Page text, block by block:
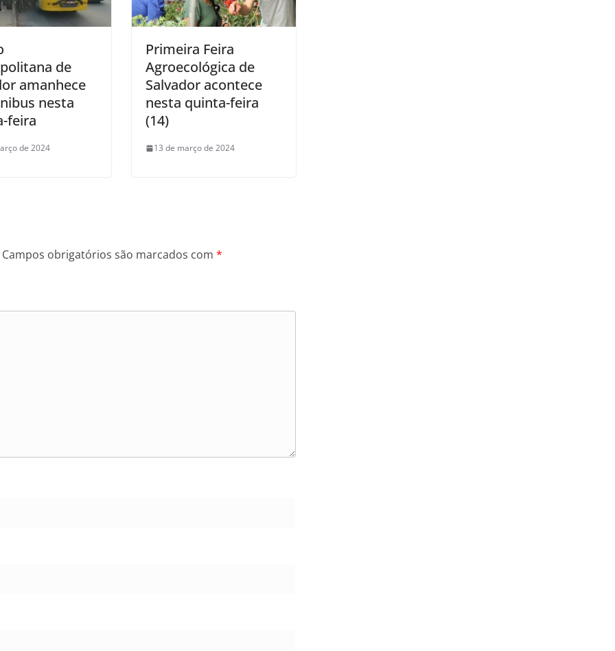
de
amanhece
nesta
feira
de 2024
Primeira Feira
Agroecológica de
Salvador acontece
nesta quinta-feira
(14)
13 de março de 2024
Campos obrigatórios são marcados com *